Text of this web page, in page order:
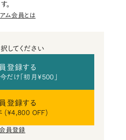
す。
アム会員とは
してください
登録する
け「初月¥500」
登録する
(¥4,800 OFF)
員登録